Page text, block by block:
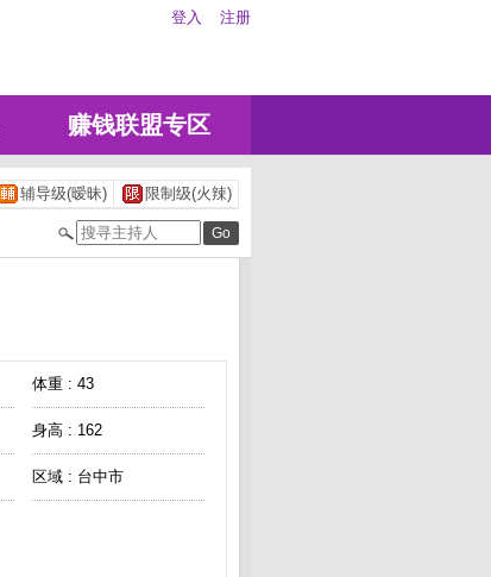
登入 注册
赚钱联盟专区
辅导级(暧昧) 限制级(火辣)
体重 : 43
身高 : 162
区域 : 台中市